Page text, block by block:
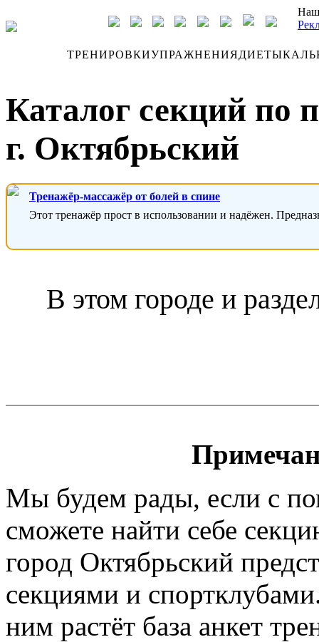
ТРЕНИРОВКИУПРАЖНЕНИЯДИЕТЫ
Каталог секций по
г. Октябрьский
Тренажёр-массажёр от болей в спине
Этот тренажёр прост в использовании и надёжен.
В этом городе и
Мы будем рады, если с
сможете найти себе
город Октябрьский
секциями и
ним растёт база анкет